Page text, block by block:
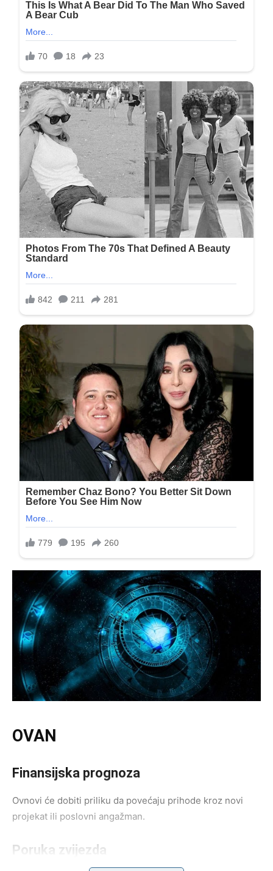
OVAN
Finansijska prognoza
Ovnovi će dobiti priliku da povećaju prihode kroz novi
projekat ili poslovni angažman.
Poruka zvijezda